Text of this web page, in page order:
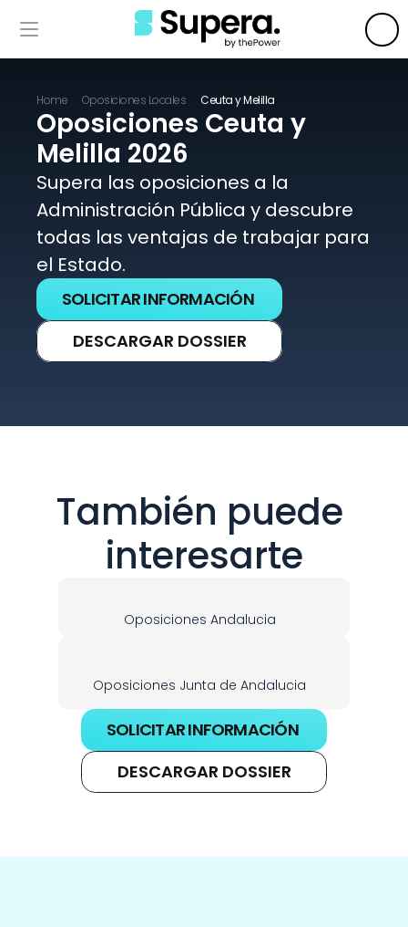
Home Oposiciones Locales Ceuta y Melilla
Oposiciones Ceuta y
Melilla 2026
Supera las oposiciones a la
Administración Pública y descubre
todas las ventajas de trabajar para
el Estado.
SOLICITAR INFORMACIÓN
DESCARGAR DOSSIER
También puede
interesarte
Oposiciones Andalucia
Oposiciones Junta de Andalucia
SOLICITAR INFORMACIÓN
DESCARGAR DOSSIER